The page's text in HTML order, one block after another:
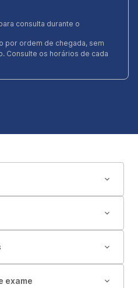
consulta durante o
por ordem de chegada, sem
Consulte os horários de cada
exame